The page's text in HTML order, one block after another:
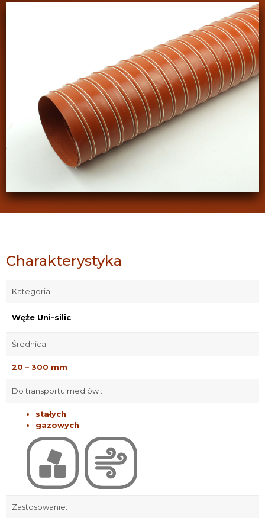
Charakterystyka
Kategoria:
Węże Uni-silic
Średnica:
20 – 300 mm
Do transportu mediów :
stałych
gazowych
Zastosowanie: